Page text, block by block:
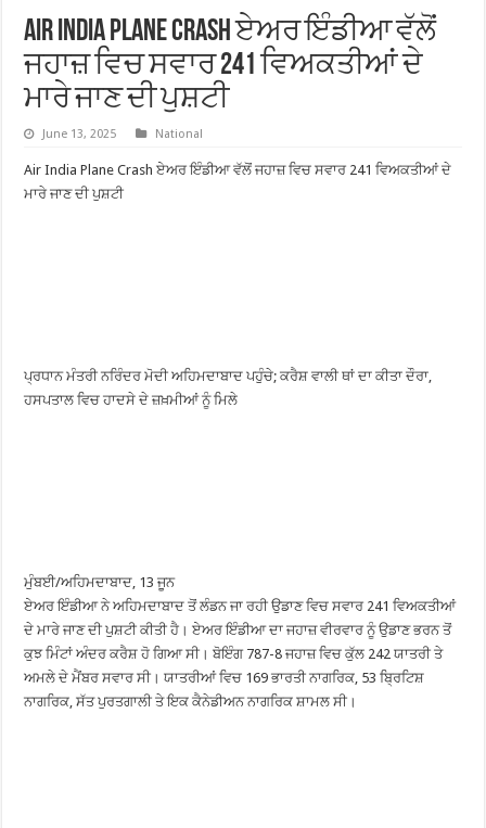
Air India Plane Crash ਏਅਰ ਇੰਡੀਆ ਵੱਲੋਂ
ਜਹਾਜ਼ ਵਿਚ ਸਵਾਰ 241 ਵਿਅਕਤੀਆਂ ਦੇ
ਮਾਰੇ ਜਾਣ ਦੀ ਪੁਸ਼ਟੀ
June 13, 2025 National
Air India Plane Crash ਏਅਰ ਇੰਡੀਆ ਵੱਲੋਂ ਜਹਾਜ਼ ਵਿਚ ਸਵਾਰ 241 ਵਿਅਕਤੀਆਂ ਦੇ
ਮਾਰੇ ਜਾਣ ਦੀ ਪੁਸ਼ਟੀ
ਪ੍ਰਧਾਨ ਮੰਤਰੀ ਨਰਿੰਦਰ ਮੋਦੀ ਅਹਿਮਦਾਬਾਦ ਪਹੁੰਚੇ; ਕਰੈਸ਼ ਵਾਲੀ ਥਾਂ ਦਾ ਕੀਤਾ ਦੌਰਾ,
ਹਸਪਤਾਲ ਵਿਚ ਹਾਦਸੇ ਦੇ ਜ਼ਖ਼ਮੀਆਂ ਨੂੰ ਮਿਲੇ
ਮੁੰਬਈ/ਅਹਿਮਦਾਬਾਦ, 13 ਜੂਨ
ਏਅਰ ਇੰਡੀਆ ਨੇ ਅਹਿਮਦਾਬਾਦ ਤੋਂ ਲੰਡਨ ਜਾ ਰਹੀ ਉਡਾਣ ਵਿਚ ਸਵਾਰ 241 ਵਿਅਕਤੀਆਂ
ਦੇ ਮਾਰੇ ਜਾਣ ਦੀ ਪੁਸ਼ਟੀ ਕੀਤੀ ਹੈ। ਏਅਰ ਇੰਡੀਆ ਦਾ ਜਹਾਜ਼ ਵੀਰਵਾਰ ਨੂੰ ਉਡਾਣ ਭਰਨ ਤੋਂ
ਕੁਝ ਮਿੰਟਾਂ ਅੰਦਰ ਕਰੈਸ਼ ਹੋ ਗਿਆ ਸੀ। ਬੋਇੰਗ 787-8 ਜਹਾਜ਼ ਵਿਚ ਕੁੱਲ 242 ਯਾਤਰੀ ਤੇ
ਅਮਲੇ ਦੇ ਮੈਂਬਰ ਸਵਾਰ ਸੀ। ਯਾਤਰੀਆਂ ਵਿਚ 169 ਭਾਰਤੀ ਨਾਗਰਿਕ, 53 ਬ੍ਰਿਟਿਸ਼
ਨਾਗਰਿਕ, ਸੱਤ ਪੁਰਤਗਾਲੀ ਤੇ ਇਕ ਕੈਨੇਡੀਅਨ ਨਾਗਰਿਕ ਸ਼ਾਮਲ ਸੀ।